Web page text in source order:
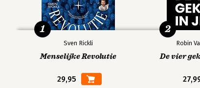
Sven Rickli
Menselijke Revolutie
29,95
1
Robin
De vier
2